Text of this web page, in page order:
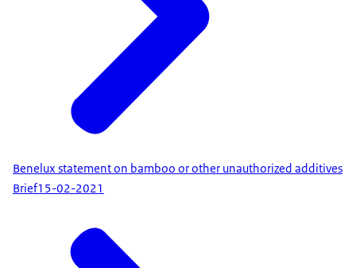
Benelux statement on bamboo or other unauthorized additives
Brief15-02-2021